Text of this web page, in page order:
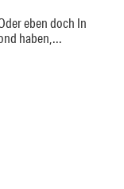
eben doch In
haben,...